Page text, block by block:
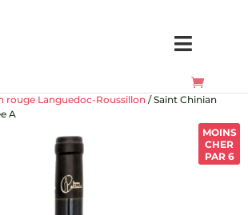
rouge Languedoc-Roussillon / Saint Chinian
A
MOINS
CHER
PAR 6